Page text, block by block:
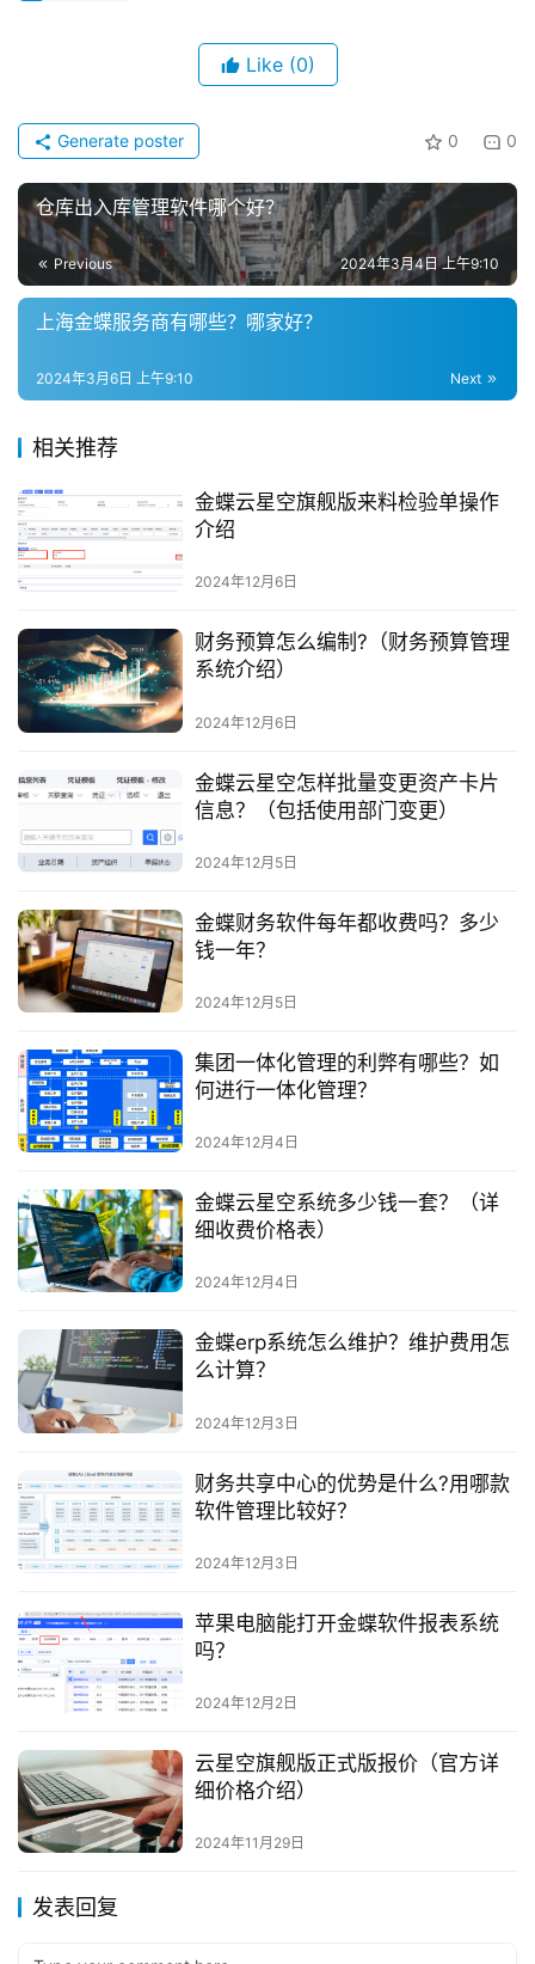
Like (0)
0 0
Generate poster
仓库出入库管理软件哪个好？
Previous 2024年3月4日 上午9:10
上海金蝶服务商有哪些？哪家好？
Next
2024年3月6日 上午9:10
相关推荐
金蝶云星空旗舰版来料检验单操作
介绍
2024年12月6日
财务预算怎么编制?（财务预算管理
系统介绍）
2024年12月6日
金蝶云星空怎样批量变更资产卡片
信息？（包括使用部门变更）
2024年12月5日
金蝶财务软件每年都收费吗？多少
钱一年？
2024年12月5日
集团一体化管理的利弊有哪些？如
何进行一体化管理？
2024年12月4日
金蝶云星空系统多少钱一套？（详
细收费价格表）
2024年12月4日
金蝶erp系统怎么维护？维护费用怎
么计算？
2024年12月3日
财务共享中心的优势是什么?用哪款
软件管理比较好？
2024年12月3日
苹果电脑能打开金蝶软件报表系统
吗？
2024年12月2日
云星空旗舰版正式版报价（官方详
细价格介绍）
2024年11月29日
发表回复